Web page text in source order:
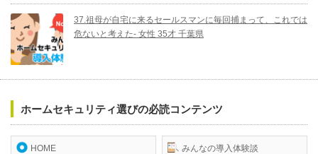
37.祖母が自宅に来るセールスマンに毎回捕まって、これでは
危ないと考えた- 女性 35才 千葉県
ホームセキュリティ選びの必読コンテンツ
HOME みんなの導入体験談